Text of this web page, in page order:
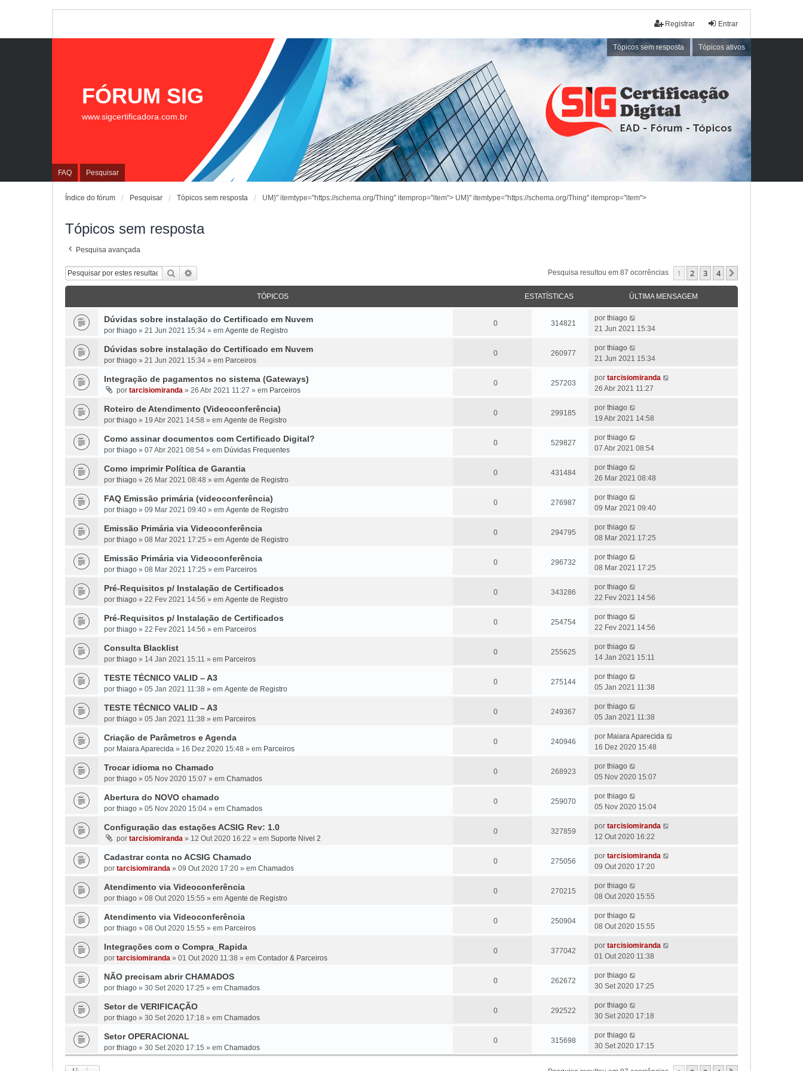
Entrar
Registrar
Tópicos sem resposta Tópicos ativos
FAQ Pesquisar
FÓRUM SIG
www.sigcertificadora.com.br
Índice do fórum Pesquisar UM}" itemtype="https://schema.org/Thing" itemprop="item">
Tópicos sem resposta UM}" itemtype="https://schema.org/Thing" itemprop="item">
Tópicos sem resposta
Pesquisa avançada
Pesquisar Pesquisa resultou em 87 ocorrências 1 2 3 4
TÓPICOS ESTATÍSTICAS ÚLTIMA MENSAGEM
Dúvidas sobre instalação do Certificado em Nuvem
por thiago » 21 Jun 2021 15:34 » em Agente de Registro
0 314821
por thiago
21 Jun 2021 15:34
Dúvidas sobre instalação do Certificado em Nuvem
por thiago » 21 Jun 2021 15:34 » em Parceiros
0 260977
por thiago
21 Jun 2021 15:34
Integração de pagamentos no sistema (Gateways)
por tarcisiomiranda » 26 Abr 2021 11:27 » em Parceiros
0 257203
por tarcisiomiranda
26 Abr 2021 11:27
Roteiro de Atendimento (Videoconferência)
por thiago » 19 Abr 2021 14:58 » em Agente de Registro
0 299185
por thiago
19 Abr 2021 14:58
Como assinar documentos com Certificado Digital?
por thiago » 07 Abr 2021 08:54 » em Dúvidas Frequentes
0 529827
por thiago
07 Abr 2021 08:54
Como imprimir Política de Garantia
por thiago » 26 Mar 2021 08:48 » em Agente de Registro
0 431484
por thiago
26 Mar 2021 08:48
FAQ Emissão primária (videoconferência)
por thiago » 09 Mar 2021 09:40 » em Agente de Registro
0 276987
por thiago
09 Mar 2021 09:40
Emissão Primária via Videoconferência
por thiago » 08 Mar 2021 17:25 » em Agente de Registro
0 294795
por thiago
08 Mar 2021 17:25
Emissão Primária via Videoconferência
por thiago » 08 Mar 2021 17:25 » em Parceiros
0 296732
por thiago
08 Mar 2021 17:25
Pré-Requisitos p/ Instalação de Certificados
por thiago » 22 Fev 2021 14:56 » em Agente de Registro
0 343286
por thiago
22 Fev 2021 14:56
Pré-Requisitos p/ Instalação de Certificados
por thiago » 22 Fev 2021 14:56 » em Parceiros
0 254754
por thiago
22 Fev 2021 14:56
Consulta Blacklist
por thiago » 14 Jan 2021 15:11 » em Parceiros
0 255625
por thiago
14 Jan 2021 15:11
TESTE TÉCNICO VALID – A3
por thiago » 05 Jan 2021 11:38 » em Agente de Registro
0 275144
por thiago
05 Jan 2021 11:38
TESTE TÉCNICO VALID – A3
por thiago » 05 Jan 2021 11:38 » em Parceiros
0 249367
por thiago
05 Jan 2021 11:38
Criação de Parâmetros e Agenda
por Maiara Aparecida » 16 Dez 2020 15:48 » em Parceiros
0 240946
por Maiara Aparecida
16 Dez 2020 15:48
Trocar idioma no Chamado
por thiago » 05 Nov 2020 15:07 » em Chamados
0 268923
por thiago
05 Nov 2020 15:07
Abertura do NOVO chamado
por thiago » 05 Nov 2020 15:04 » em Chamados
0 259070
por thiago
05 Nov 2020 15:04
Configuração das estações ACSIG Rev: 1.0
por tarcisiomiranda » 12 Out 2020 16:22 » em Suporte Nivel 2
0 327859
por tarcisiomiranda
12 Out 2020 16:22
Cadastrar conta no ACSIG Chamado
por tarcisiomiranda » 09 Out 2020 17:20 » em Chamados
0 275056
por tarcisiomiranda
09 Out 2020 17:20
Atendimento via Videoconferência
por thiago » 08 Out 2020 15:55 » em Agente de Registro
0 270215
por thiago
08 Out 2020 15:55
Atendimento via Videoconferência
por thiago » 08 Out 2020 15:55 » em Parceiros
0 250904
por thiago
08 Out 2020 15:55
Integrações com o Compra_Rapida
por tarcisiomiranda » 01 Out 2020 11:38 » em Contador & Parceiros
0 377042
por tarcisiomiranda
01 Out 2020 11:38
NÃO precisam abrir CHAMADOS
por thiago » 30 Set 2020 17:25 » em Chamados
0 262672
por thiago
30 Set 2020 17:25
Setor de VERIFICAÇÃO
por thiago » 30 Set 2020 17:18 » em Chamados
0 292522
por thiago
30 Set 2020 17:18
Setor OPERACIONAL
por thiago » 30 Set 2020 17:15 » em Chamados
0 315698
por thiago
30 Set 2020 17:15